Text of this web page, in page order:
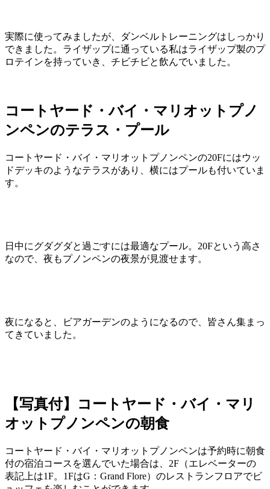
実際に使ってみましたが、ダンベルトレーニングはしっかり
できました。ライザップに通っている私はライザップ製のプ
ロテインを持っていき、チビチビと飲んでいました。
コートヤード・バイ・マリオットプノ
ンペンのテラス・プール
コートヤード・バイ・マリオットプノンペンの20Fにはウッ
ドデッキのようなテラスがあり、横にはプールも付いていま
す。
日中にグダグダと過ごすには最適なプール。20Fという高さ
なので、夜もプノンペンの夜景が見渡せます。
夜になると、ビアガーデンのようになるので、皆さん集まっ
てきていました。
【写真付】コートヤード・バイ・マリ
オットプノンペンの朝食
コートヤード・バイ・マリオットプノンペンは予約時に朝食
付の宿泊コースを選んでいた場合は、2F（エレベーターの
表記上は1F。1FはG：Grand Flore）のレストランフロアでビ